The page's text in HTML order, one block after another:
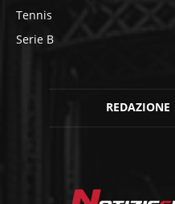
Tennis
Serie B
REDAZIONE